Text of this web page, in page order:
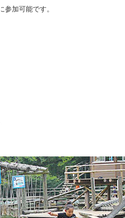
加可能です。